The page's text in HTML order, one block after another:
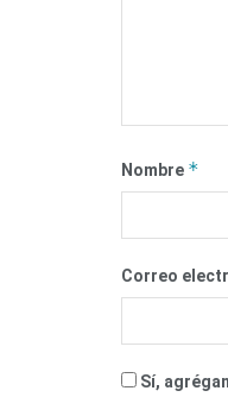
Nombre *
Correo
Sí,